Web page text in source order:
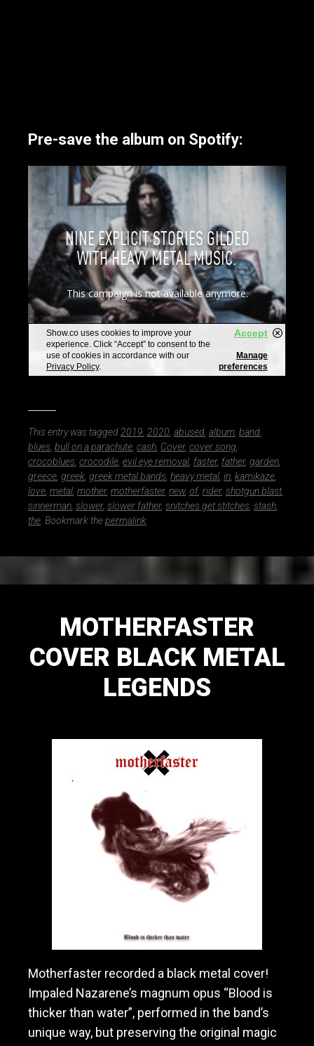
Pre-save the album on Spotify:
This entry was tagged2019, 2020, abused, album, band,
blues, bull on a parachute, cash, Cover, cover song,
crocoblues, crocodile, evil eye removal, faster, father, garden,
greece, greek, greek metal bands, heavy metal, in, kamikaze,
love, metal, mother, motherfaster, new, of, rider, shotgun blast,
sinnerman, slower, slower father, snitches get stitches, stash,
the. Bookmark thepermalink.
MOTHERFASTER
COVER BLACK METAL
LEGENDS
Motherfaster recorded a black metal cover!
Impaled Nazarene’s magnum opus “Blood is
thicker than water”, performed in the band’s
unique way, but preserving the original magic